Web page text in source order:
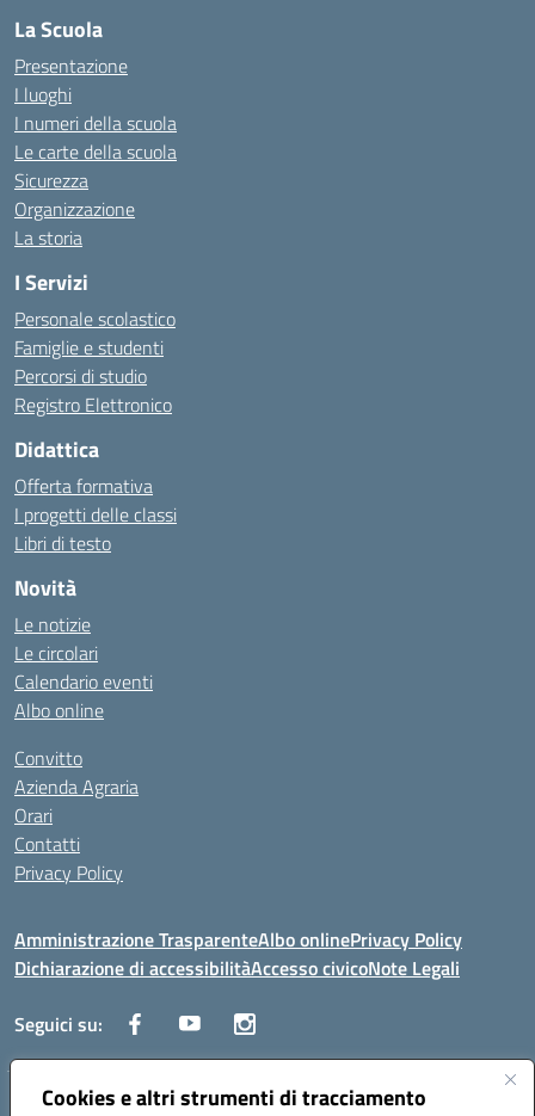
Cookies e altri strumenti di tracciamento
La Scuola
Presentazione
I luoghi
I numeri della scuola
Le carte della scuola
Sicurezza
Organizzazione
La storia
I Servizi
Personale scolastico
Famiglie e studenti
Percorsi di studio
Registro Elettronico
Didattica
Offerta formativa
I progetti delle classi
Libri di testo
Novità
Le notizie
Le circolari
Calendario eventi
Albo online
Convitto
Azienda Agraria
Orari
Contatti
Privacy Policy
Amministrazione TrasparenteAlbo onlinePrivacy Policy
Dichiarazione di accessibilitàAccesso civicoNote Legali
Seguici su:
Via dei Cappuccini, 5 - 60044 Fabriano (AN) - Tel. 0732 3373 - 0732